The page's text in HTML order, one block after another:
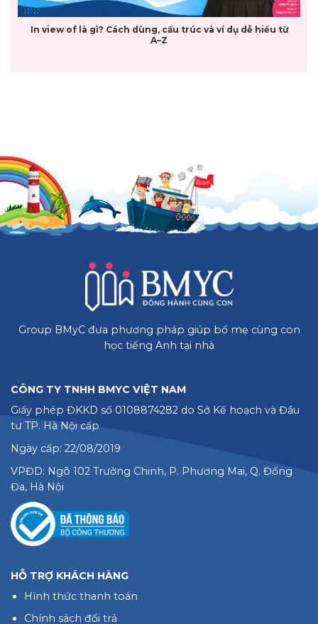
In view of là gì? Cách dùng, cấu trúc và ví dụ dễ hiểu từ
A–Z
Group BMyC đưa phương pháp giúp bố mẹ cùng con
học tiếng Anh tại nhà
CÔNG TY TNHH BMYC VIỆT NAM
Giấy phép ĐKKD số 0108874282 do Sở Kế hoạch và Đầu
tư TP. Hà Nội cấp
Ngày cấp: 22/08/2019
VPĐD: Ngõ 102 Trường Chinh, P. Phương Mai, Q. Đống
Đa, Hà Nội
HỖ TRỢ KHÁCH HÀNG
Hình thức thanh toán
Chính sách đổi trả